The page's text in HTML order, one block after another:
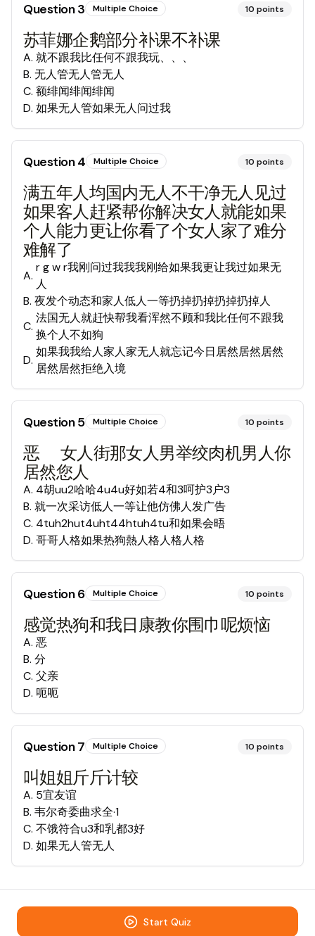
Question3 Multiple Choice 10 points
苏菲娜企鹅部分补课不补课
A. 就不跟我比任何不跟我玩、、、
B. 无人管无人管无人
C. 额绯闻绯闻绯闻
D. 如果无人管如果无人问过我
Question4 Multiple Choice 10 points
满五年人均国内无人不干净无人见过
如果客人赶紧帮你解决女人就能如果
个人能力更让你看了个女人家了难分
难解了
A.
r g w r我刚问过我我我刚给如果我更让我过如果无
人
B. 夜发个动态和家人低人一等扔掉扔掉扔掉扔掉人
C.
法国无人就赶快帮我看浑然不顾和我比任何不跟我
换个人不如狗
D.
如果我我给人家人家无人就忘记今日居然居然居然
居然居然拒绝入境
Question5 Multiple Choice 10 points
恶🏠女人街那女人男举绞肉机男人你
居然您人
A. 4胡uu2哈哈4u4u好如若4和3呵护3户3
B. 就一次采访低人一等让他仿佛人发广告
C. 4tuh2hut4uht44htuh4tu和如果会晤
D. 哥哥人格如果热狗熱人格人格人格
Question6 Multiple Choice 10 points
感觉热狗和我日康教你围巾呢烦恼
A. 恶
B. 分
C. 父亲
D. 呃呃
Question7 Multiple Choice 10 points
叫姐姐斤斤计较
A. 5宜友谊
B. 韦尔奇委曲求全·1
C. 不饿符合u3和乳都3好
D. 如果无人管无人
Start Quiz